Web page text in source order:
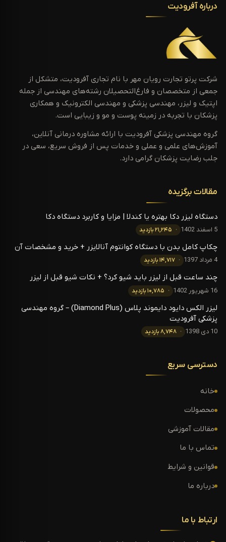
درباره آفرودیت
شرکت پرتو تجارت رویان مهر با نام تجاری آفرودیت، متشکل از
جمعی از متخصصان و فارغ‌التحصیلان رشته‌های مهندسی از جمله
اپتیک و لیزر، مهندسی پزشکی و مهندسی الکترونیک و همکاری
پزشکان با تجربه در زمینه پوست و مو و زیبایی است.
گروه مهندسی پزشکی آفرودیت با ارائه مشاوره درمانی آنلاین،
آموزش‌های علمی و عملی و خدمات پس از فروش سریع، سعی در
جلب رضایت پزشکان گرامی دارد.
مقالات برگزیده
دستگاه لیزر دکا بهتره یا کندلا | مزایا و کاربرد دستگاه دکا
5 اسفند 1402 ۲۱,۲۴۵ بازدید
چکاپ کامل بدن با دستگاه کوانتوم آنالایزر + خرید و مشخصات آن
4 مرداد 1397 ۱۴,۷۱۷ بازدید
چند ساعت قبل از لیزر باید شیو کرد؟ + نکات شیو قبل از لیزر
16 شهریور 1402 ۱۰,۷۸۵ بازدید
لیزر الکس دایود دایموند پلاس (Diamond Plus) – گروه مهندسی
پزشکی آفرودیت
10 دی 1398 ۸,۷۴۸ بازدید
دسترسی سریع
خانه
محصولات
مقالات آموزشی
تماس با ما
قوانین و شرایط
درباره ما
ارتباط با ما